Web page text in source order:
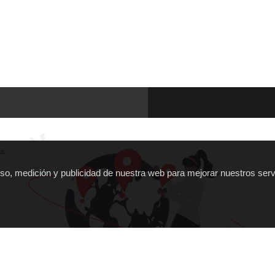
medición y publicidad de nuestra web para mejorar nuestros